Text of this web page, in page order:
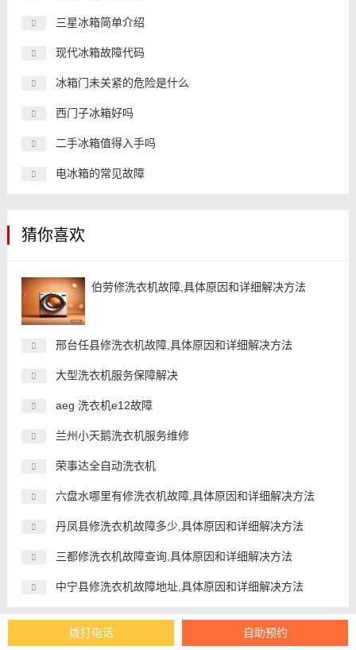
三星冰箱简单介绍
现代冰箱故障代码
冰箱门未关紧的危险是什么
西门子冰箱好吗
二手冰箱值得入手吗
电冰箱的常见故障
猜你喜欢
伯劳修洗衣机故障,具体原因和详细解决方法
邢台任县修洗衣机故障,具体原因和详细解决方法
大型洗衣机服务保障解决
aeg 洗衣机e12故障
兰州小天鹅洗衣机服务维修
荣事达全自动洗衣机
六盘水哪里有修洗衣机故障,具体原因和详细解决方法
丹凤县修洗衣机故障多少,具体原因和详细解决方法
三都修洗衣机故障查询,具体原因和详细解决方法
中宁县修洗衣机故障地址,具体原因和详细解决方法
拨打电话 自助预约